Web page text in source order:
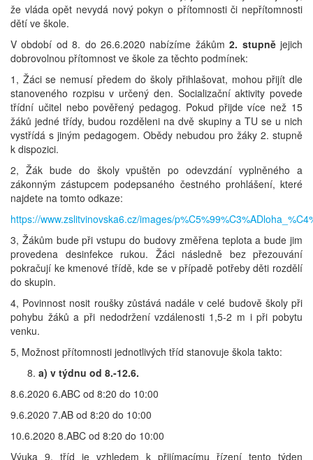
že vláda opět nevydá nový pokyn o přítomnosti či nepřítomnosti
dětí ve škole.
V období od 8. do 26.6.2020 nabízíme žákům2. stupnějejich
dobrovolnou přítomnost ve škole za těchto podmínek:
1, Žáci se nemusí předem do školy přihlašovat, mohou přijít dle
stanoveného rozpisu v určený den. Socializační aktivity povede
třídní učitel nebo pověřený pedagog. Pokud přijde více než 15
žáků jedné třídy, budou rozděleni na dvě skupiny a TU se u nich
vystřídá s jiným pedagogem. Obědy nebudou pro žáky 2. stupně
k dispozici.
2, Žák bude do školy vpuštěn po odevzdání vyplněného a
zákonným zástupcem podepsaného čestného prohlášení, které
najdete na tomto odkaze:
https://www.zslitvinovska6.cz/images/
3, Žákům bude při vstupu do budovy změřena teplota a bude jim
provedena desinfekce rukou. Žáci následně bez přezouvání
pokračují ke kmenové třídě, kde se v případě potřeby děti rozdělí
do skupin.
4, Povinnost nosit roušky zůstává nadále v celé budově školy při
pohybu žáků a při nedodržení vzdálenosti 1,5-2 m i při pobytu
venku.
5, Možnost přítomnosti jednotlivých tříd stanovuje škola takto:
a) v týdnu od 8.-12.6.
8.6.2020 6.ABC od 8:20 do 10:00
9.6.2020 7.AB od 8:20 do 10:00
10.6.2020 8.ABC od 8:20 do 10:00
Výuka 9. tříd je vzhledem k přijímacímu řízení tento týden